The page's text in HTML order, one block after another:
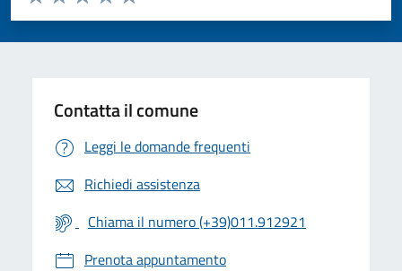
Valuta 5 stelle su 5
Valuta 4 stelle su 5
Valuta 3 stelle su 5
Valuta 2 stelle su 5
Valuta 1 stelle su 5
Contatta il comune
Leggi le domande frequenti
Richiedi assistenza
Chiama il numero (+39)011.912921
Prenota appuntamento